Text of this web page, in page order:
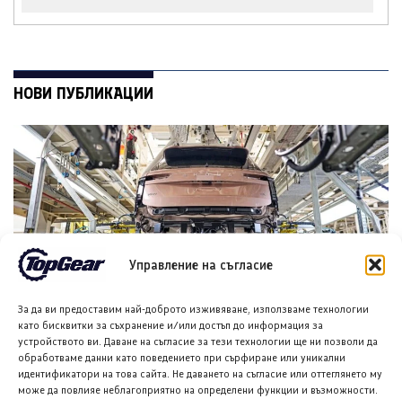
Управление на съгласие
За да ви предоставим най-доброто изживяване, използваме технологии
като бисквитки за съхранение и/или достъп до информация за
устройството ви. Даване на съгласие за тези технологии ще ни позволи да
обработваме данни като поведението при сърфиране или уникални
идентификатори на това сайта. Не даването на съгласие или оттеглянето му
може да повлияе неблагоприятно на определени функции и възможности.
НОВИ ПУБЛИКАЦИИ
Шкода Пийк влезе в серийно производство
7 АВГ. 2026 ГЕОРГИ ВАСИЛЕВ